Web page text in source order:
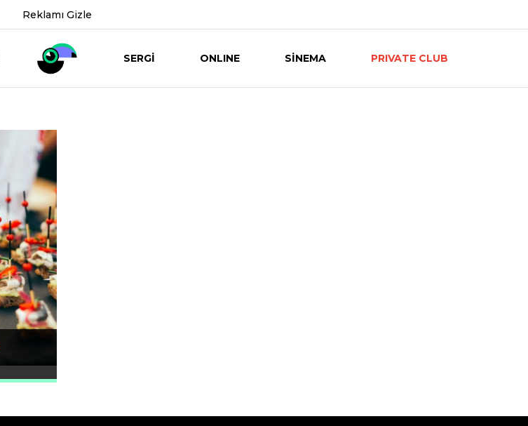
Reklamı Gizle
SERGİ ONLINE SİNEMA PRIVATE CLUB